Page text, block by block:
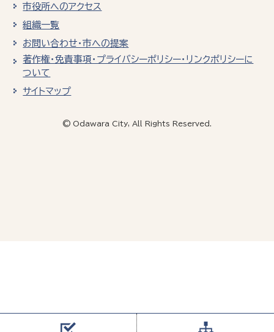
市役所へのアクセス
組織一覧
お問い合わせ・市への提案
著作権・免責事項・プライバシーポリシー・リンクポリシーに
ついて
サイトマップ
© Odawara City, All Rights Reserved.